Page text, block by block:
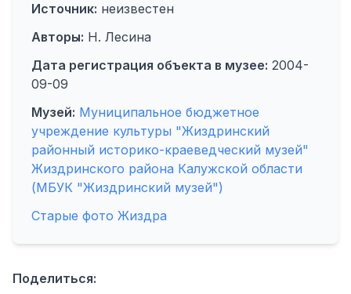
Источник: неизвестен
Авторы: Н. Лесина
Дата регистрация объекта в музее: 2004-
09-09
Музей: Муниципальное бюджетное
учреждение культуры "Жиздринский
районный историко-краеведческий музей"
Жиздринского района Калужской области
(МБУК "Жиздринский музей")
Старые фото Жиздра
Поделиться: